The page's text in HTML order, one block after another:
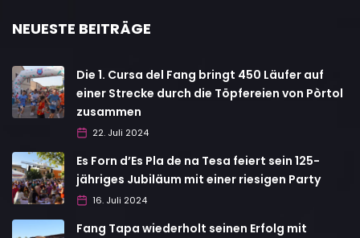
NEUESTE BEITRÄGE
Die 1. Cursa del Fang bringt 450 Läufer auf
einer Strecke durch die Töpfereien von Pòrtol
zusammen
22. Juli 2024
Es Forn d’Es Pla de na Tesa feiert sein 125-
jähriges Jubiläum mit einer riesigen Party
16. Juli 2024
Fang Tapa wiederholt seinen Erfolg mit